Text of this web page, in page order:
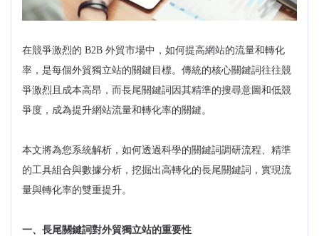
在競爭激烈的 B2B 外貿市場中，如何提高網站的流量和轉化
率，是每個外貿獨立站的關鍵目標。傳統的核心關鍵詞往往競
爭激烈且成本高昂，而長尾關鍵詞因其精準的搜尋意圖和低競
爭度，成為提升網站流量和轉化率的關鍵。
本文將為您系統解析，如何透過科學的關鍵詞調研流程、精準
的工具組合與數據分析，挖掘出高轉化的長尾關鍵詞，實現流
量與轉化率的雙重提升。
一、長尾關鍵詞對外貿獨立站的重要性